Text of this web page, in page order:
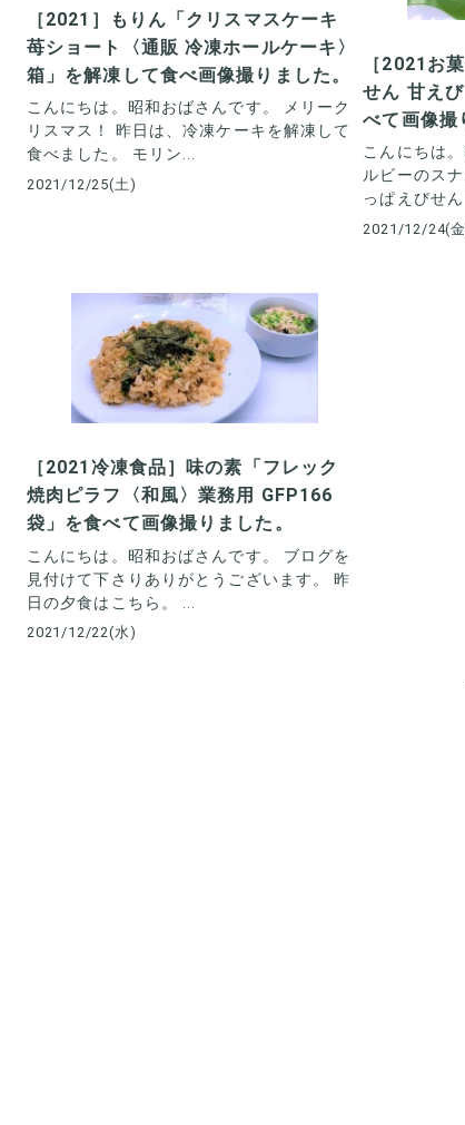
［2021］もりん「クリスマスケーキ
苺ショート〈通販 冷凍ホールケーキ〉
箱」を解凍して食べ画像撮りました。
こんにちは。昭和おばさんです。 メリーク
リスマス！ 昨日は、冷凍ケーキを解凍して
食べました。 モリン...
2021/12/25(土)
［2021お
せん 甘え
べて画像撮
こんにちは
ルビーのス
っぱえびせ
2021/12/24(
［2021冷凍食品］味の素「フレック
焼肉ピラフ〈和風〉業務用 GFP166
袋」を食べて画像撮りました。
こんにちは。昭和おばさんです。 ブログを
見付けて下さりありがとうございます。 昨
日の夕食はこちら。 ...
2021/12/22(水)